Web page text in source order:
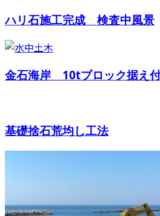
ハリ石施工完成 検査中風景
金石海岸 10tブロック据え
基礎捨石荒均し工法